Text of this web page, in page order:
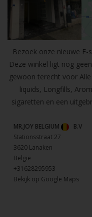
Bezoek onze nieuwe E-
Deze winkel ligt nog
gewoon terecht voor
liquids, Longfills,
sigaretten en een
MR.JOY BELGIUM
B.V
Stationsstraat 27
3620 Lanaken
België
+31628295953
Bekijk op Google Maps